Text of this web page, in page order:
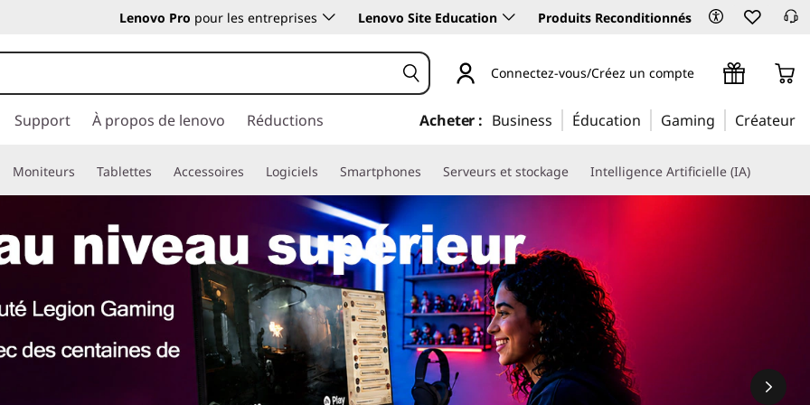
Lenovo Pro pour les entreprises Lenovo Site Education Produits Reconditionnés
Connectez-vous/Créez un compte
Support À propos de lenovo Réductions Acheter : Business Éducation Gaming Créateur
Moniteurs Tablettes Accessoires Logiciels Smartphones Serveurs et stockage Intelligence Artificielle (IA)